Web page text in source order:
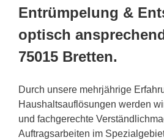
Entrümpelung &
optisch
75015 Bretten.
Durch unsere mehrjährige
Haushaltsauflösungen werden
und fachgerechte
Auftragsarbeiten im